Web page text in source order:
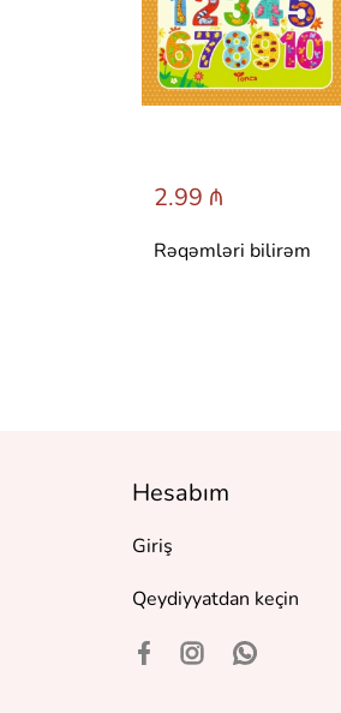
2.99 ₼
Rəqəmləri bilirəm
Hesabım
Giriş
Qeydiyyatdan keçin